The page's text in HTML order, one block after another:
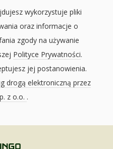
wykorzystuje pliki
oraz informacje o
zgody na używanie
Polityce Prywatności.
jej postanowienia.
drogą elektroniczną przez
z o.o. .